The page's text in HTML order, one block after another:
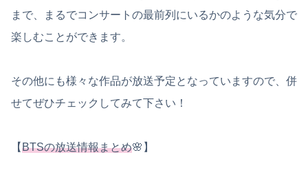
まで、まるでコンサートの最前列にいるかのような気分で
楽しむことができます。
その他にも様々な作品が放送予定となっていますので、併
せてぜひチェックしてみて下さい！
【BTSの放送情報まとめ🌸】